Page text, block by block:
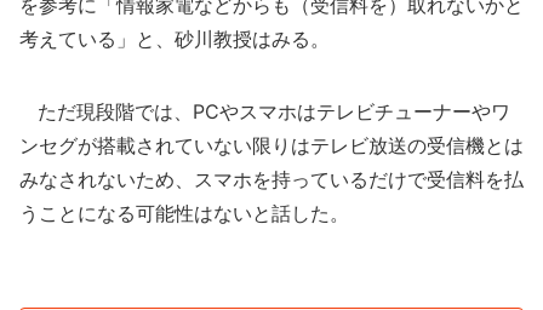
を参考に「情報家電などからも（受信料を）取れないかと
考えている」と、砂川教授はみる。
ただ現段階では、PCやスマホはテレビチューナーやワ
ンセグが搭載されていない限りはテレビ放送の受信機とは
みなされないため、スマホを持っているだけで受信料を払
うことになる可能性はないと話した。